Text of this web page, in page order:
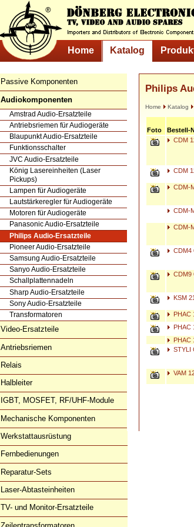
Home Katalog
Passive Komponenten
Audiokomponenten
Amstrad Audio-Ersatzteile
Antriebsriemen für Audiogeräte
Blaupunkt Audio-Ersatzteile
Funktionsschalter
JVC Audio-Ersatzteile
König Lasereinheiten (Laser
Pickups)
Lampen für Audiogeräte
Lautstärkeregler für Audiogeräte
Motoren für Audiogeräte
Panasonic Audio-Ersatzteile
Philips Audio-Ersatzteile
Pioneer Audio-Ersatzteile
Samsung Audio-Ersatzteile
Sanyo Audio-Ersatzteile
Schallplattennadeln
Sharp Audio-Ersatzteile
Sony Audio-Ersatzteile
Transformatoren
Video-Ersatzteile
Antriebsriemen
Relais
Halbleiter
IGBT, MOSFET, RF/UHF-Module
Mechanische Komponenten
Werkstattausrüstung
Fernbedienungen
Reparatur-Sets
Laser-Abtasteinheiten
TV- und Monitor-Ersatzteile
Philips
Home Katalog
Foto Bestell-
CDM
CDM
CDM-
CDM-
CDM-
CDM4
CDM9
KSM
PHAC
PHAC
PHAC
STYLI
VAM